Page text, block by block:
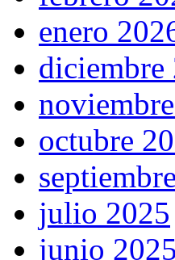
enero
diciembre
octubre
julio 2025
junio 2025